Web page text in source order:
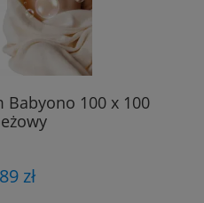
Babyono 100 x 100
zł